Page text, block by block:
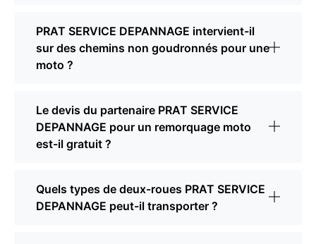
PRAT SERVICE DEPANNAGE intervient-il
sur des chemins non goudronnés pour une
moto ?
Le devis du partenaire PRAT SERVICE
DEPANNAGE pour un remorquage moto
est-il gratuit ?
Quels types de deux-roues PRAT SERVICE
DEPANNAGE peut-il transporter ?